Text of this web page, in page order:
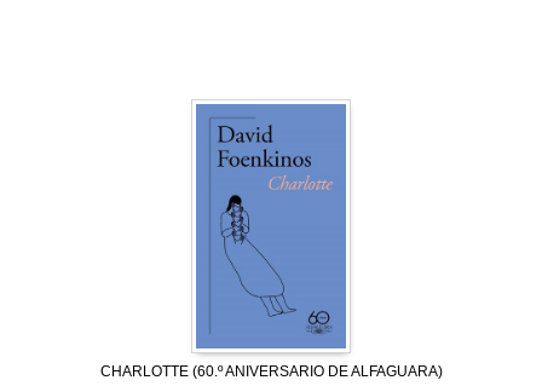
CHARLOTTE (60.º ANIVERSARIO DE ALFAGUARA)